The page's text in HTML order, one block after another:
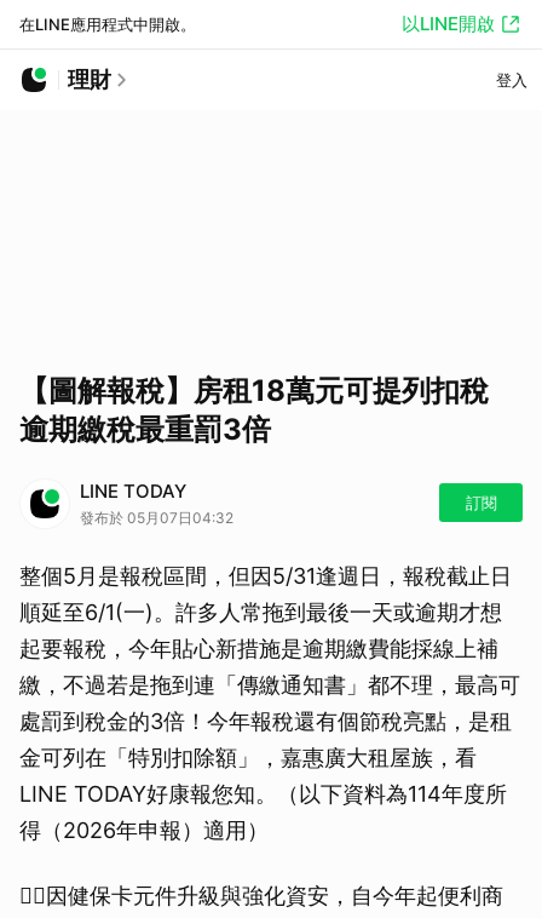
在LINE應用程式中開啟。 以LINE開啟
理財 登入
【圖解報稅】房租18萬元可提列扣稅
逾期繳稅最重罰3倍
LINE TODAY
發布於 05月07日04:32
訂閱
整個5月是報稅區間，但因5/31逢週日，報稅截止日
順延至6/1(一)。許多人常拖到最後一天或逾期才想
起要報稅，今年貼心新措施是逾期繳費能採線上補
繳，不過若是拖到連「傳繳通知書」都不理，最高可
處罰到稅金的3倍！今年報稅還有個節稅亮點，是租
金可列在「特別扣除額」，嘉惠廣大租屋族，看
LINE TODAY好康報您知。（以下資料為114年度所
得（2026年申報）適用）
👉🏼因健保卡元件升級與強化資安，自今年起便利商